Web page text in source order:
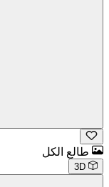
طالع الكل
3D